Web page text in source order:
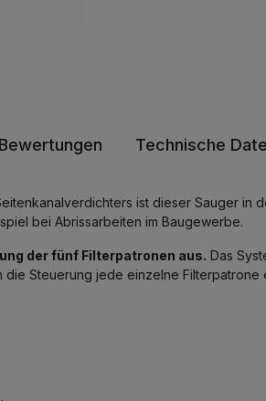
Bewertungen Technische
ist dieser Sauger
bei Abrissarbeiten im Baugewerbe.
der fünf Filterpatronen aus. Das
Steuerung jede einzelne